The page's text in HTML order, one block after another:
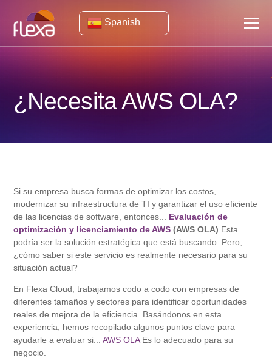
Spanish
¿Necesita AWS OLA?
Si su empresa busca formas de optimizar los costos,
modernizar su infraestructura de TI y garantizar el uso eficiente
de las licencias de software, entonces... Evaluación de
optimización y licenciamiento de AWS(AWS OLA) Esta
podría ser la solución estratégica que está buscando. Pero,
¿cómo saber si este servicio es realmente necesario para su
situación actual?
En Flexa Cloud, trabajamos codo a codo con empresas de
diferentes tamaños y sectores para identificar oportunidades
reales de mejora de la eficiencia. Basándonos en esta
experiencia, hemos recopilado algunos puntos clave para
ayudarle a evaluar si...AWS OLAEs lo adecuado para su
negocio.